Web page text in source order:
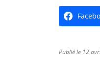
Publié le 12